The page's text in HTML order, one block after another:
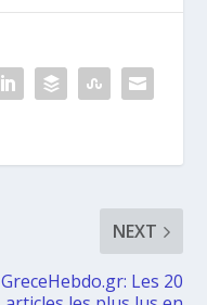
NEXT
GreceHebdo.gr: Les 20